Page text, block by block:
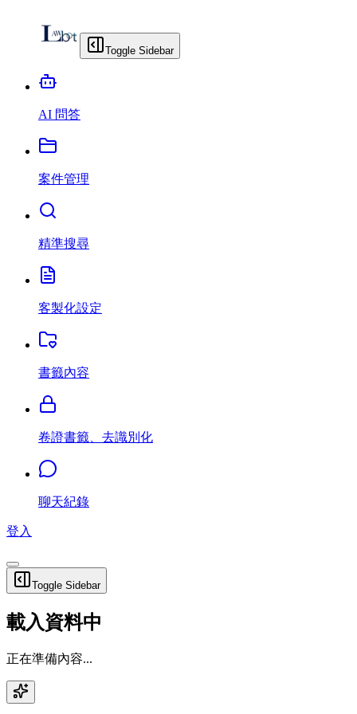
Toggle Sidebar
AI 問答
案件管理
精準搜尋
客製化設定
書籤內容
卷證書籤、去識別化
聊天紀錄
登入
Toggle Sidebar
載入資料中
正在準備內容...